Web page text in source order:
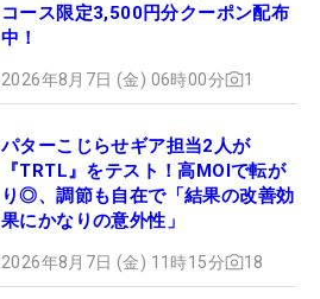
コース限定3,500円分クーポン配布
中！
2026年8月7日 (金) 06時00分 1
パターこじらせギア担当2人が
『TRTL』をテスト！高MOIで転が
り◎、調節も自在で「結果の改善効
果にかなりの意外性」
2026年8月7日 (金) 11時15分 18